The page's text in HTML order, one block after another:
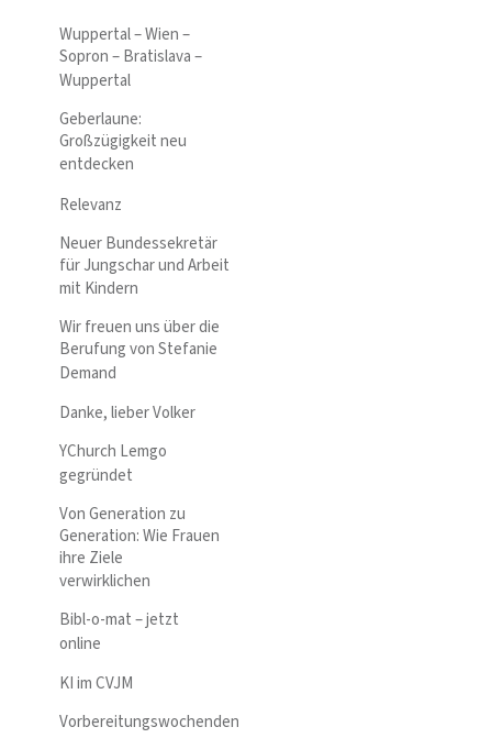
Wuppertal – Wien –
Sopron – Bratislava –
Wuppertal
Geberlaune:
Großzügigkeit neu
entdecken
Relevanz
Neuer Bundessekretär
für Jungschar und Arbeit
mit Kindern
Wir freuen uns über die
Berufung von Stefanie
Demand
Danke, lieber Volker
YChurch Lemgo
gegründet
Von Generation zu
Generation: Wie Frauen
ihre Ziele
verwirklichen
Bibl-o-mat – jetzt
online
KI im CVJM
Vorbereitungswochenden